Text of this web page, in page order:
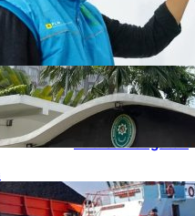
21.865 Pelanggan Baru
Home Charging
PLN
ENERGY , HEADLINES
POWER
Koalisi Bersihkan
Indonesia Ajukan
Banding atas
Putusan Gugatan
Negara Dapat Lebih